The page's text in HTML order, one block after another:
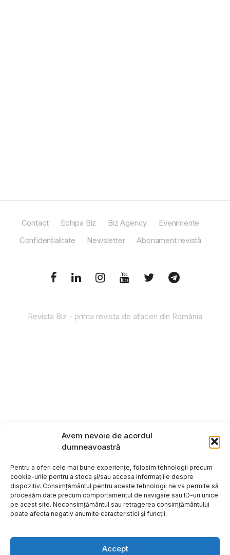
Avem nevoie de acordul
dumneavoastră
Pentru a oferi cele mai bune experiențe, folosim tehnologii precum
cookie-urile pentru a stoca și/sau accesa informațiile despre
dispozitiv. Consimțământul pentru aceste tehnologii ne va permite să
procesăm date precum comportamentul de navigare sau ID-uri unice
pe acest site. Neconsimțământul sau retragerea consimțământului
poate afecta negativ anumite caracteristici și funcții.
Accept
Contact Echipa Biz Biz Agency
Evenimente
Confidențialitate
Newsletter Abonament revistă
Revista Biz - prima revista de afaceri din România